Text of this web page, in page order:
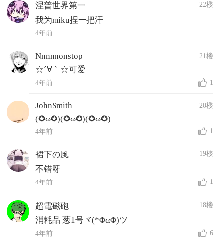
涅普世界第一 22楼
我为miku捏一把汗
4年前
Nnnnnonstop 21楼
☆´∀｀☆可爱
4年前 1
JohnSmith 20楼
(✪ω✪)(✪ω✪)(✪ω✪)
4年前 1
裙下の風 19楼
不错呀
4年前 1
超電磁砲 18楼
消耗品 葱1号ヾ(*ΦωΦ)ツ
4年前 6